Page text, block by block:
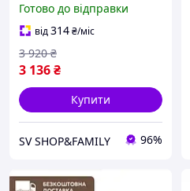
(Кідді Кокос-Латекс 3+3)
ТМ Еurosleep
Готово до відправки
від314₴/міс
3 136₴
3 920 ₴
Купити
SV SHOP&FAMILY 96%